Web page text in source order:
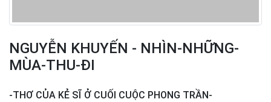
NGUYỄN KHUYẾN - NHÌN-NHỮNG-
MÙA-THU-ĐI
-THƠ CỦA KẺ SĨ Ở CUỐI CUỘC PHONG TRẦN-